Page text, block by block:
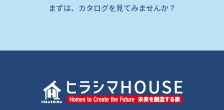
まずは、カタログを見てみませんか？